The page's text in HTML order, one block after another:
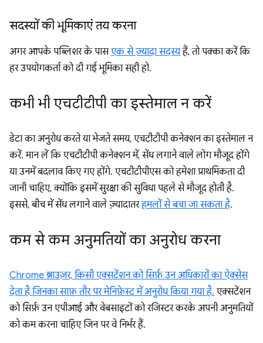
सदस्यों की भूमिकाएं तय करना
अगर आपके पब्लिशर के पासएक से ज़्यादा सदस्यहैं, तो पक्का करें कि
हर उपयोगकर्ता को दी गई भूमिका सही हो.
कभी भी एचटीटीपी का इस्तेमाल न करें
डेटा का अनुरोध करते या भेजते समय, एचटीटीपी कनेक्शन का इस्तेमाल न
करें. मान लें कि एचटीटीपी कनेक्शन में, सेंध लगाने वाले लोग मौजूद होंगे
या उनमें बदलाव किए गए होंगे. एचटीटीपीएस को हमेशा प्राथमिकता दी
जानी चाहिए, क्योंकि इसमें सुरक्षा की सुविधा पहले से मौजूद होती है.
इससे, बीच में सेंध लगाने वाले ज़्यादातरहमलों से बचा जा सकता है.
कम से कम अनुमतियों का अनुरोध करना
Chrome ब्राउज़र, किसी एक्सटेंशन को सिर्फ़ उन अधिकारों का ऐक्सेस
देता है जिनका साफ़ तौर पर मेनिफ़ेस्ट में अनुरोध किया गया है. एक्सटेंशन
को सिर्फ़ उन एपीआई और वेबसाइटों को रजिस्टर करके अपनी अनुमतियों
को कम करना चाहिए जिन पर वे निर्भर हैं.